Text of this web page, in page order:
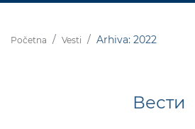
Početna Vesti Arhiva: 2022
Вести